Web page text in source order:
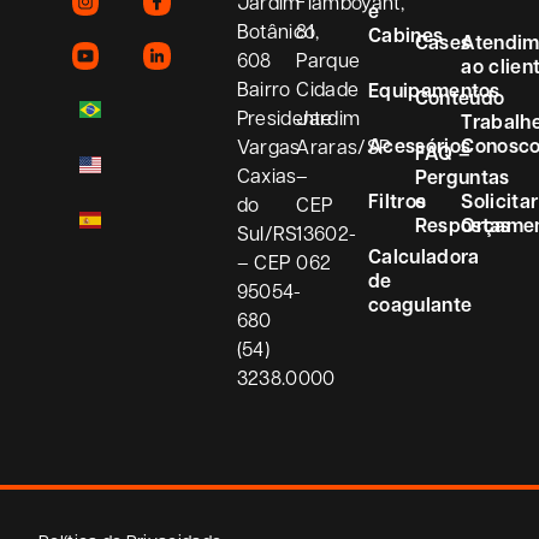
Botânico,
608
Bairro
Presidente
Vargas
Caxias
do
Sul/RS
– CEP
95054-
680
(54)
3238.0000
81
Parque
Cidade
Jardim
Araras/SP
–
CEP
13602-
062
e
Cabines
Equipamentos
Acessórios
Filtros
Calculadora
de
coagulante
Cases
Conteúdo
FAQ –
Perguntas
e
Respostas
ao
Solicitar